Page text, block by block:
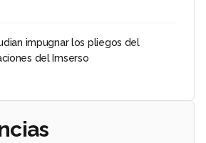
impugnar los pliegos del
del Imserso